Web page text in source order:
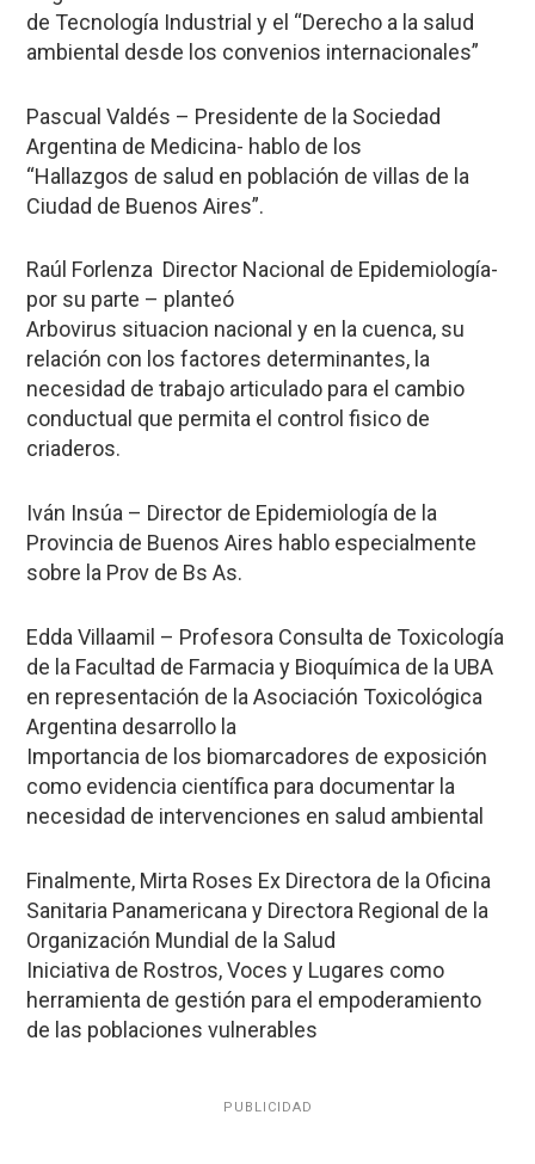
de Tecnología Industrial y el “Derecho a la salud
ambiental desde los convenios internacionales”
Pascual Valdés – Presidente de la Sociedad
Argentina de Medicina- hablo de los
“Hallazgos de salud en población de villas de la
Ciudad de Buenos Aires”.
Raúl Forlenza Director Nacional de Epidemiología-
por su parte – planteó
Arbovirus situacion nacional y en la cuenca, su
relación con los factores determinantes, la
necesidad de trabajo articulado para el cambio
conductual que permita el control fisico de
criaderos.
Iván Insúa – Director de Epidemiología de la
Provincia de Buenos Aires hablo especialmente
sobre la Prov de Bs As.
Edda Villaamil – Profesora Consulta de Toxicología
de la Facultad de Farmacia y Bioquímica de la UBA
en representación de la Asociación Toxicológica
Argentina desarrollo la
Importancia de los biomarcadores de exposición
como evidencia científica para documentar la
necesidad de intervenciones en salud ambiental
Finalmente, Mirta Roses Ex Directora de la Oficina
Sanitaria Panamericana y Directora Regional de la
Organización Mundial de la Salud
Iniciativa de Rostros, Voces y Lugares como
herramienta de gestión para el empoderamiento
de las poblaciones vulnerables
PUBLICIDAD